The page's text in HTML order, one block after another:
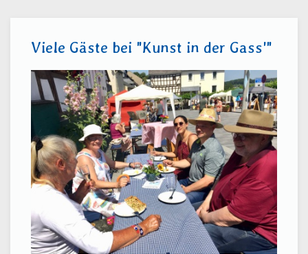
Viele Gäste bei "Kunst in der Gass'"